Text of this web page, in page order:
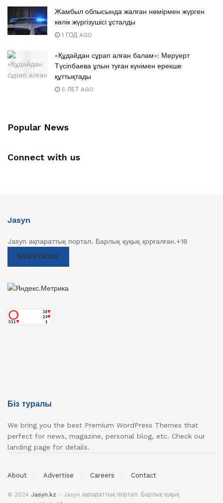
Жамбыл облысында жалған нөмірмен жүрген
көлік жүргізушісі ұсталды
1 ГОД AGO
«Құдайдан сұрап алған балам»: Меруерт
Түсіпбаева ұлын туған күнімен ерекше
құттықтады
5 ЛЕТ AGO
Popular News
Connect with us
Jasyn
Jasyn ақпараттық портал. Барлық қүқық қорғалған.+18
SUBSCRIBE
Біз туралы
We bring you the best Premium WordPress Themes that
perfect for news, magazine, personal blog, etc. Check our
landing page for details.
About Advertise Careers Contact
© 2024 Jasyn.kz - Jasyn ақпараттық портал. Барлық қүқық